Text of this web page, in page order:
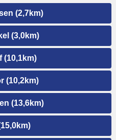
(2,7km)
(3,0km)
(10,1km)
(10,2km)
(13,6km)